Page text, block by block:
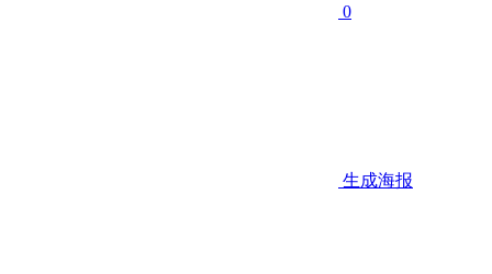
0
生成海报